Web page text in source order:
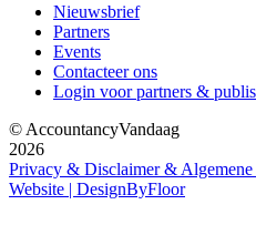
Nieuwsbrief
Partners
Events
Contacteer ons
Login voor partners &
© AccountancyVandaag
2026
Privacy & Disclaimer & Algemene
Website | DesignByFloor